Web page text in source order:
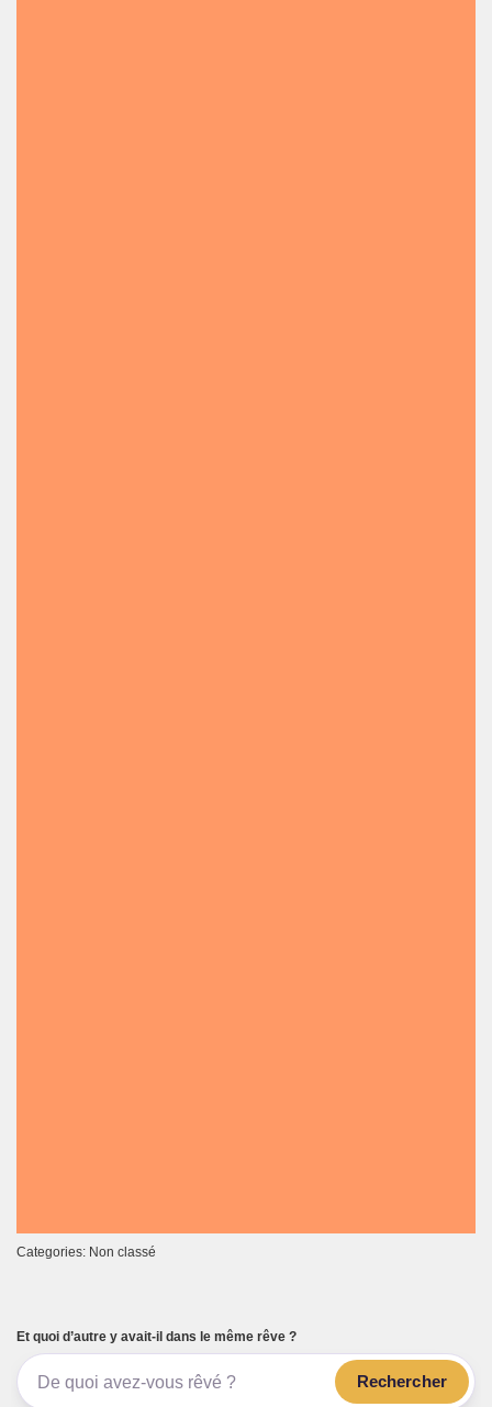
Categories: Non classé
Et quoi d’autre y avait-il dans le même rêve ?
Rechercher